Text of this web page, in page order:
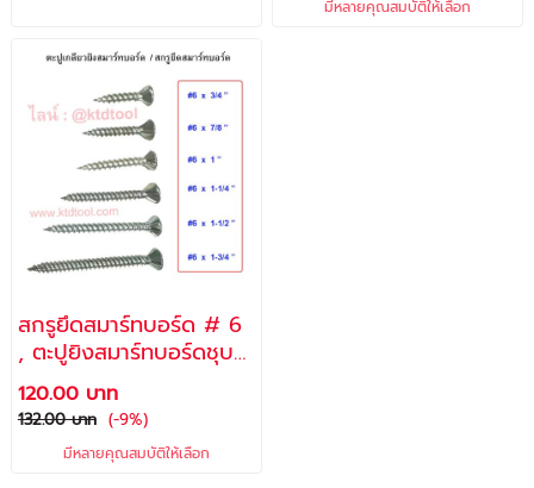
มีหลายคุณสมบัติให้เลือก
สกรูยึดสมาร์ทบอร์ด # 6
, ตะปูยิงสมาร์ทบอร์ดชุบ
แข็ง, ตะปูเกลียวปลาย
แหลมยึดฝ้าเพดาน
120.00 บาท
132.00 บาท (-9%)
มีหลายคุณสมบัติให้เลือก